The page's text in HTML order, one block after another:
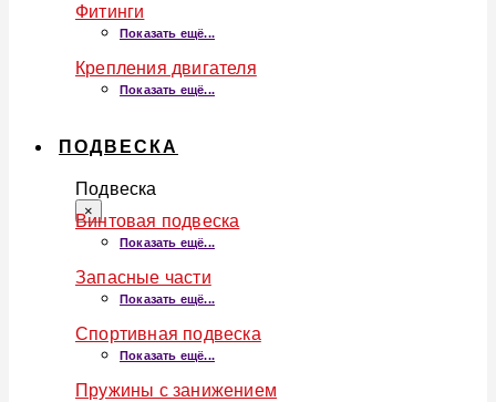
Фитинги
Показать ещё...
Крепления двигателя
Показать ещё...
ПОДВЕСКА
Подвеска
×
Винтовая подвеска
Показать ещё...
Запасные части
Показать ещё...
Спортивная подвеска
Показать ещё...
Пружины с занижением